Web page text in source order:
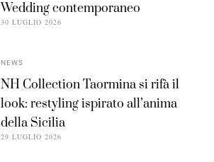
Wedding contemporaneo
30 LUGLIO 2026
NEWS
NH Collection Taormina si rifà il
look: restyling ispirato all’anima
della Sicilia
29 LUGLIO 2026